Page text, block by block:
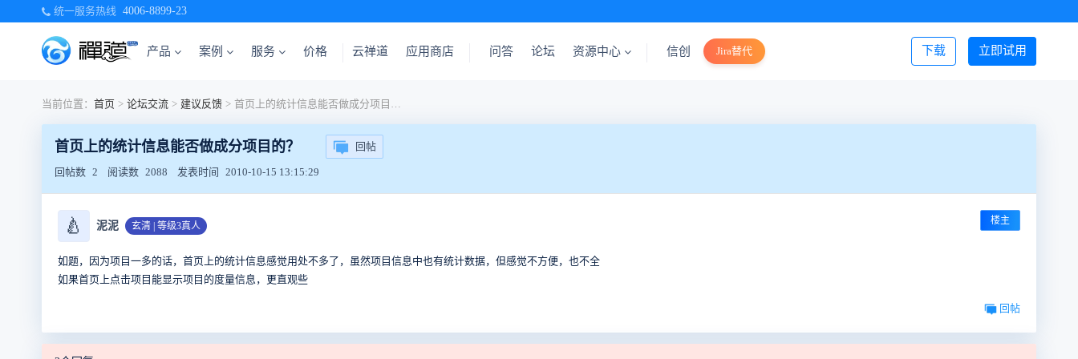
统一服务热线 4006-8899-23
产品 案例 服务 价格 立即试用
下载
云禅道 应用商店 问答 论坛 资源中心 信创 Jira替代 登录/注册
当前位置： 首页 > 论坛交流 > 建议反馈 > 首页上的统计信息能否做成分项目的？
首页上的统计信息能否做成分项目的？ 回帖
回帖数 2 阅读数 2088 发表时间 2010-10-15 13:15:29
🍐 泥泥 玄清 | 等级3真人 楼主
如题，因为项目一多的话，首页上的统计信息感觉用处不多了，虽然项目信息中也有统计数据，但感觉不方便，也不全
如果首页上点击项目能显示项目的度量信息，更直观些
回帖